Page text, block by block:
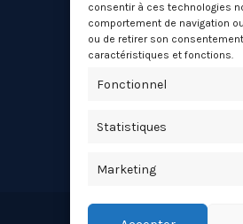
consentir à ces technologies
comportement de navigation
ou de retirer son
caractéristiques et fonctions.
Fonctionnel
Statistiques
Marketing
Nos